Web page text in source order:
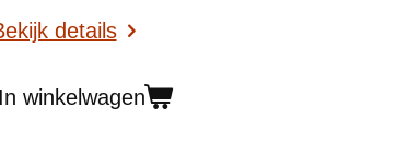
details
winkelwagen